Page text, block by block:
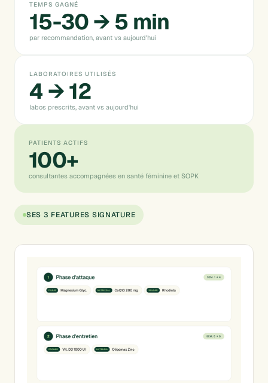
TEMPS GAGNÉ
15-30 → 5 min
par recommandation, avant vs aujourd'hui
LABORATOIRES UTILISÉS
4 → 12
labos prescrits, avant vs aujourd'hui
PATIENTS ACTIFS
100+
consultantes accompagnées en santé féminine et SOPK
SES 3 FEATURES SIGNATURE